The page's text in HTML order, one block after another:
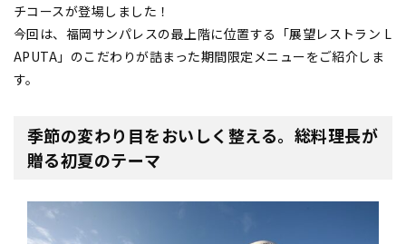
チコースが登場しました！
今回は、福岡サンパレスの最上階に位置する「展望レストラン L
APUTA」のこだわりが詰まった期間限定メニューをご紹介しま
す。
季節の変わり目をおいしく整える。総料理長が
贈る初夏のテーマ